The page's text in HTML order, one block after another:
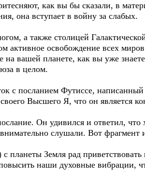
как вы бы сказали, в
она вступает в войну за слабых.
а также столицей
активное освобождение всех
вашей планете, как вы уже
в целом.
с посланием Футиссе,
Высшего Я, что он является
Он удивился и ответил,
слушали. Вот фрагмент
Земля рад приветствовать
наши духовные вибрации,